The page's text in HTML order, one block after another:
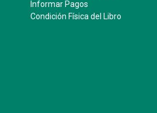
Informar Pagos
Condición Física del Libro